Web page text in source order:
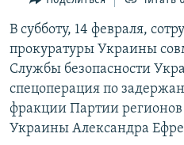
поискуИНФОГРАФИКА
ТЕЛЕПРОЕКТ КРЫМ.РЕАЛИИ
СОВЕТЫ ПРАВОЗАЩИТНИКОВ
ПРОПАВШИЕ БЕЗ ВЕСТИ
КАК ОБОЙТИ
Українською
Qırımtatar
В субботу, 14 февраля,
прокуратуры Украины
Службы безопасности
спецоперация по
фракции Партии
Украины Александра